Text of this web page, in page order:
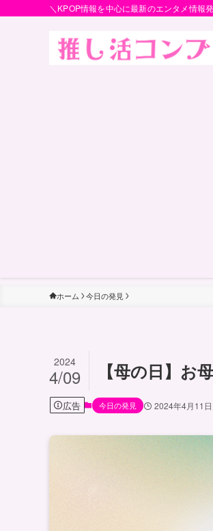
＼KPOP情報を中心に最新のエンタメ情報
ホーム 今日の発見
【母の日】お
2024
4/09
広告 今日の発見 2024年4月11日